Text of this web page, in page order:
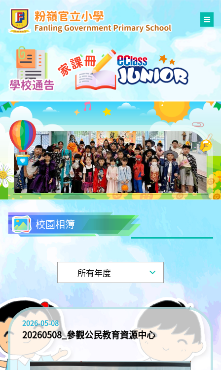
校園相簿
2026-05-08
20260508_參觀公民教育資源中心